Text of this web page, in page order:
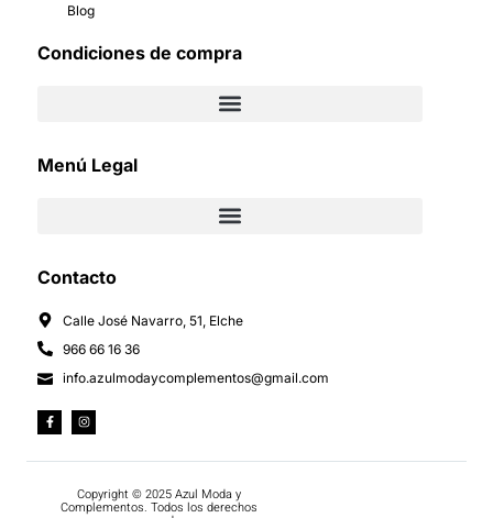
Blog
Condiciones de compra
Menú Legal
Contacto
Calle José Navarro, 51, Elche
966 66 16 36
info.azulmodaycomplementos@gmail.com
Copyright © 2025 Azul Moda y
Complementos. Todos los derechos